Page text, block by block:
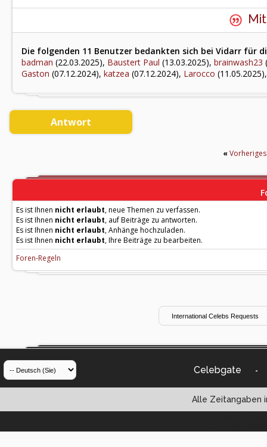
Die folgenden 11 Benutzer bedankten sich bei Vidarr für
badman (22.03.2025), Baustert Paul (13.03.2025), brainwash23
Gaston (07.12.2024), katzea (07.12.2024), Larocco
Antwort
«
Es ist Ihnen nicht erlaubt, neue Themen zu verfassen.
Es ist Ihnen nicht erlaubt, auf Beiträge zu antworten.
Es ist Ihnen nicht erlaubt, Anhänge hochzuladen.
Es ist Ihnen nicht erlaubt, Ihre Beiträge zu bearbeiten.
Foren-Regeln
Celebgate -
Alle Zeitangaben